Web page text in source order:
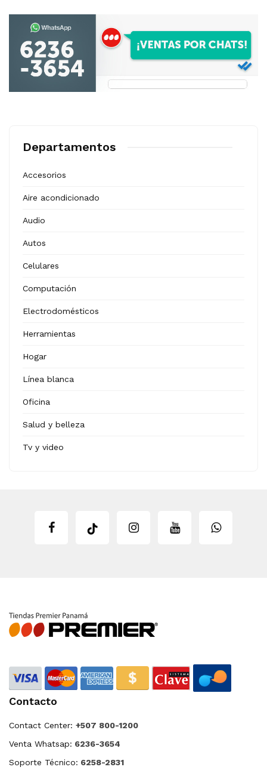
Departamentos
Accesorios
Aire acondicionado
Audio
Autos
Celulares
Computación
Electrodomésticos
Herramientas
Hogar
Línea blanca
Oficina
Salud y belleza
Tv y video
Contacto
Contact Center: +507 800-1200
Venta Whatsap: 6236-3654
Soporte Técnico: 6258-2831